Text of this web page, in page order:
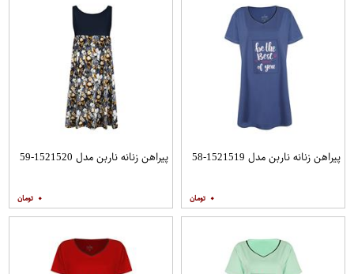
پیراهن زنانه ناربن مدل 1521519-58
۰
پیراهن زنانه ناربن مدل 1521520-59
۰